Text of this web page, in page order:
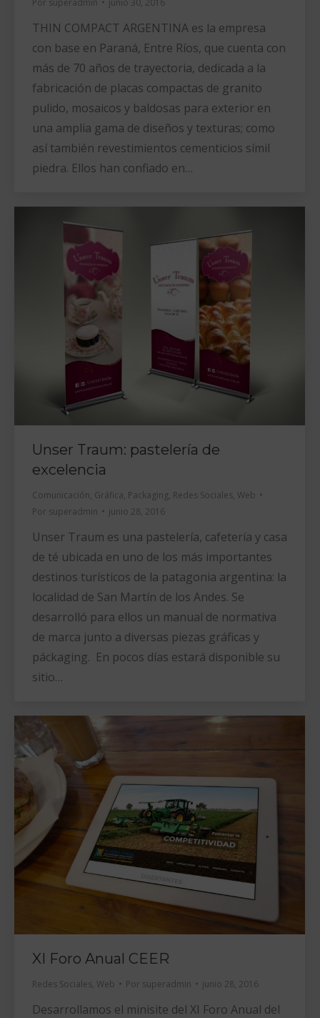
THIN COMPACT ARGENTINA es la empresa
con base en Paraná, Entre Ríos, que cuenta con
más de 70 años de trayectoria, dedicada a la
fabricación de placas compactas de granito
pulido, mosaicos y baldosas para exterior en
una amplia gama de diseños y texturas; como
así también revestimientos cementicios símil
piedra. Ellos han confiado en…
Unser Traum: pastelería de
excelencia
Comunicación, Gráfica, Packaging, Redes Sociales, Web
Por superadmin junio 28, 2016
Unser Traum es una pastelería, cafetería y casa
de té ubicada en uno de los más importantes
destinos turísticos de la patagonia argentina: la
localidad de San Martín de los Andes. Se
desarrolló para ellos un manual de normativa
de marca junto a diversas piezas gráficas y
páckaging. En pocos días estará disponible su
sitio…
XI Foro Anual CEER
Redes Sociales, Web Por superadmin junio 28, 2016
Desarrollamos el minisite del XI Foro Anual del